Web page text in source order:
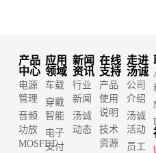
产品
中心
电源
管理
音频
功放
MOSFET
应用
领域
车载
穿戴
智能
电子
支付
新闻
资讯
行业
新闻
汤诚
动态
在线
支持
产品
使用
说明
技术
资源
走进
汤诚
公司
介绍
汤诚
活动
员工